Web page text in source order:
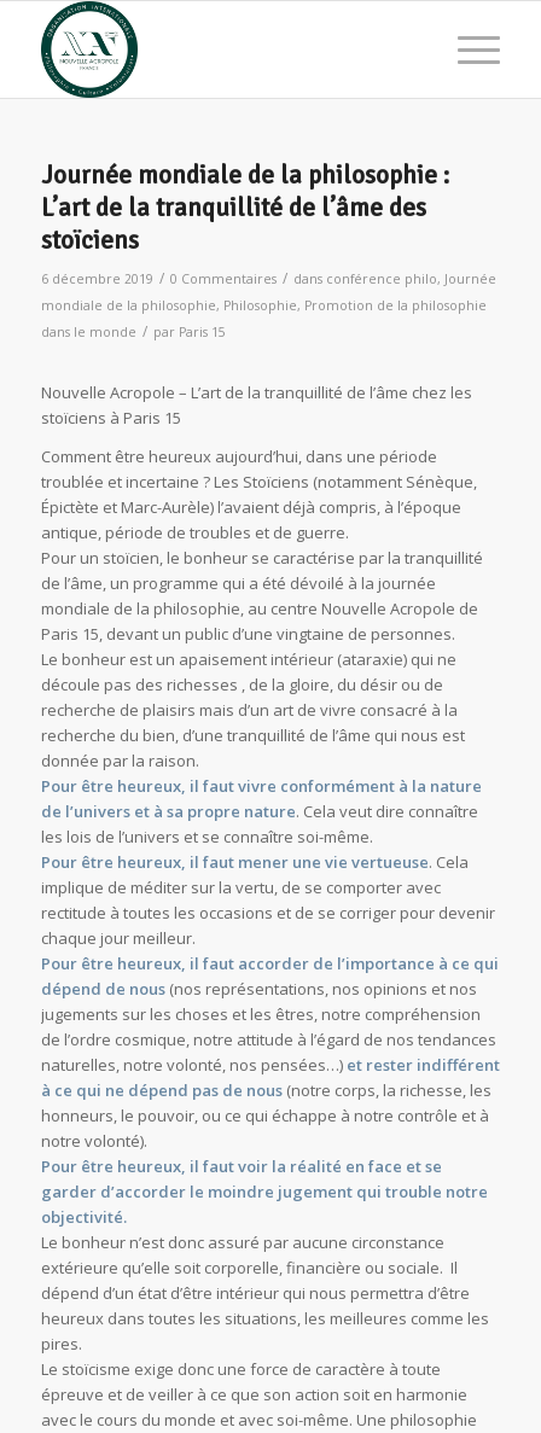
Journée mondiale de la philosophie :
L’art de la tranquillité de l’âme des
stoïciens
6 décembre 2019 / 0 Commentaires / dans conférence philo, Journée
mondiale de la philosophie, Philosophie, Promotion de la philosophie
dans le monde / par Paris 15
Nouvelle Acropole – L’art de la tranquillité de l’âme chez les
stoïciens à Paris 15
Comment être heureux aujourd’hui, dans une période
troublée et incertaine ? Les Stoïciens (notamment Sénèque,
Épictète et Marc-Aurèle) l’avaient déjà compris, à l’époque
antique, période de troubles et de guerre.
Pour un stoïcien, le bonheur se caractérise par la tranquillité
de l’âme, un programme qui a été dévoilé à la journée
mondiale de la philosophie, au centre Nouvelle Acropole de
Paris 15, devant un public d’une vingtaine de personnes.
Le bonheur est un apaisement intérieur (ataraxie) qui ne
découle pas des richesses , de la gloire, du désir ou de
recherche de plaisirs mais d’un art de vivre consacré à la
recherche du bien, d’une tranquillité de l’âme qui nous est
donnée par la raison.
Pour être heureux, il faut vivre conformément à la nature
de l’univers et à sa propre nature. Cela veut dire connaître
les lois de l’univers et se connaître soi-même.
Pour être heureux, il faut mener une vie vertueuse. Cela
implique de méditer sur la vertu, de se comporter avec
rectitude à toutes les occasions et de se corriger pour devenir
chaque jour meilleur.
Pour être heureux, il faut accorder de l’importance à ce qui
dépend de nous(nos représentations, nos opinions et nos
jugements sur les choses et les êtres, notre compréhension
de l’ordre cosmique, notre attitude à l’égard de nos tendances
naturelles, notre volonté, nos pensées…) et rester indifférent
à ce qui ne dépend pas de nous(notre corps, la richesse, les
honneurs, le pouvoir, ou ce qui échappe à notre contrôle et à
notre volonté).
Pour être heureux, il faut voir la réalité en face et se
garder d’accorder le moindre jugement qui trouble notre
objectivité.
Le bonheur n’est donc assuré par aucune circonstance
extérieure qu’elle soit corporelle, financière ou sociale. Il
dépend d’un état d’être intérieur qui nous permettra d’être
heureux dans toutes les situations, les meilleures comme les
pires.
Le stoïcisme exige donc une force de caractère à toute
épreuve et de veiller à ce que son action soit en harmonie
avec le cours du monde et avec soi-même. Une philosophie